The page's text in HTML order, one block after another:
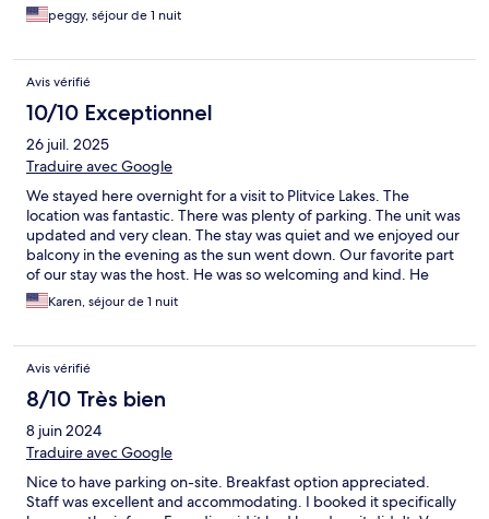
peggy, séjour de 1 nuit
Avis vérifié
10/10 Exceptionnel
26 juil. 2025
Traduire avec Google
We stayed here overnight for a visit to Plitvice Lakes. The
location was fantastic. There was plenty of parking. The unit was
updated and very clean. The stay was quiet and we enjoyed our
balcony in the evening as the sun went down. Our favorite part
of our stay was the host. He was so welcoming and kind. He
gave us advice for visiting the national park as well as
recommended restaurants for dinner. In the morning he offered
we could have stayed longer! Would highly recommend.
Karen, séjour de 1 nuit
Avis vérifié
8/10 Très bien
8 juin 2024
Traduire avec Google
Nice to have parking on-site. Breakfast option appreciated.
Staff was excellent and accommodating. I booked it specifically